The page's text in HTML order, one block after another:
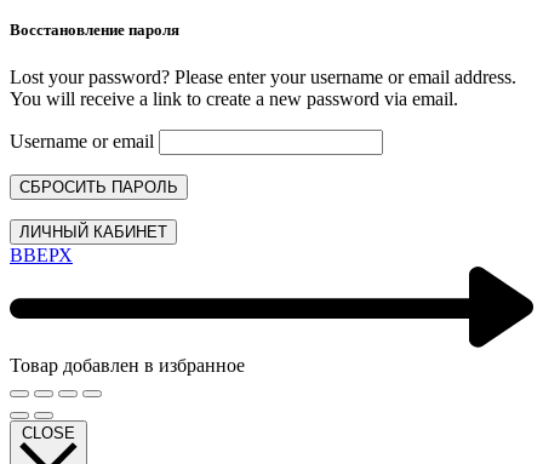
Восстановление пароля
Lost your password? Please enter your username or email address.
You will receive a link to create a new password via email.
Username or email
СБРОСИТЬ ПАРОЛЬ
ЛИЧНЫЙ КАБИНЕТ
ВВЕРХ
Товар добавлен в избранное
CLOSE